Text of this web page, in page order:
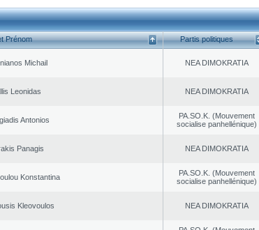
Prénom Partis politiques
Michail NEA DΙMOKRATIA
Leonidas NEA DΙMOKRATIA
Antonios
PA.SO.K. (Mouvement
socialise panhellénique)
Panagis NEA DΙMOKRATIA
Konstantina
PA.SO.K. (Mouvement
socialise panhellénique)
Kleovoulos NEA DΙMOKRATIA